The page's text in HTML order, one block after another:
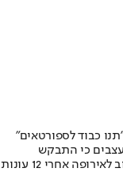
כי התבקש
להתייצב לבדיקה בשעה לא שגרתית • בקרוב ישוב לאירופה אחרי 12 עונות